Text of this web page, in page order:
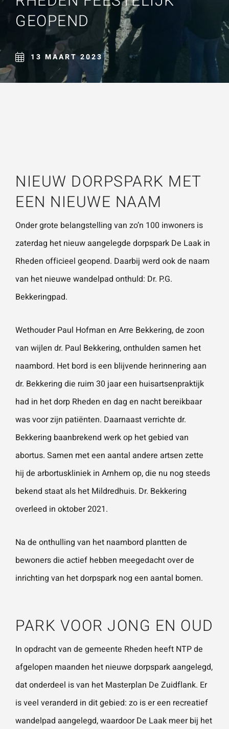
E-mailadres *
ZOEKEN
opmerkingen
contact kun
je altijd bellen
met één van
onze
Telefoonnummer
Vraag of opmerking
Wat is 5 + 5?*
UR JE
AANVRA
GEOPEND
13 MAART 2023
NIEUW DORPSPARK MET
EEN NIEUWE NAAM
Onder grote belangstelling van zo’n 100 inwoners is
zaterdag het nieuw aangelegde dorpspark De Laak in
Rheden officieel geopend. Daarbij werd ook de naam
van het nieuwe wandelpad onthuld: Dr. P.G.
Bekkeringpad.
Wethouder Paul Hofman en Arre Bekkering, de zoon
van wijlen dr. Paul Bekkering, onthulden samen het
naambord. Het bord is een blijvende herinnering aan
dr. Bekkering die ruim 30 jaar een huisartsenpraktijk
had in het dorp Rheden en dag en nacht bereikbaar
was voor zijn patiënten. Daarnaast verrichte dr.
Bekkering baanbrekend werk op het gebied van
abortus. Samen met een aantal andere artsen zette
hij de arbortuskliniek in Arnhem op, die nu nog steeds
bekend staat als het Mildredhuis. Dr. Bekkering
overleed in oktober 2021.
Na de onthulling van het naambord plantten de
bewoners die actief hebben meegedacht over de
inrichting van het dorpspark nog een aantal bomen.
PARK VOOR JONG EN OUD
In opdracht van de gemeente Rheden heeft NTP de
afgelopen maanden het nieuwe dorpspark aangelegd,
dat onderdeel is van het Masterplan De Zuidflank. Er
is veel veranderd in dit gebied: zo is er een recreatief
wandelpad aangelegd, waardoor De Laak meer bij het